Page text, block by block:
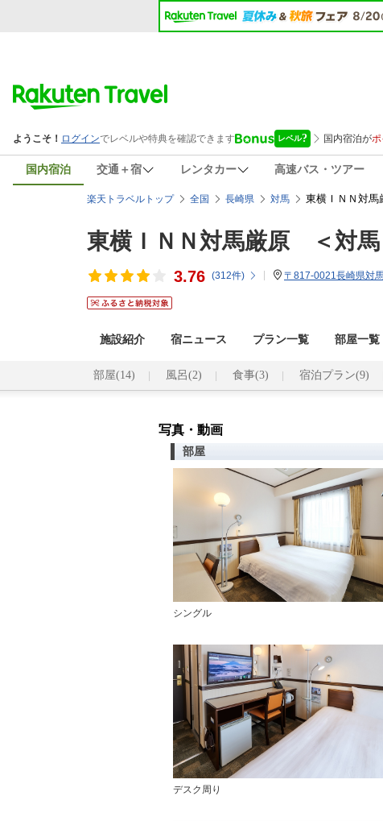
国内宿泊 交通＋宿 レンタカー 高速バス・ツアー
楽天トラベルトップ 全国 長崎県 対馬 東横ＩＮＮ対
東横ＩＮＮ対馬厳原 ＜対馬
3.76 (312件) 〒817-0021長崎県対
施設紹介 宿ニュース プラン一覧 部屋一覧
部屋(14) 風呂(2) 食事(3) 宿泊プラン(9)
写真・動画
部屋
シングル
デスク周り